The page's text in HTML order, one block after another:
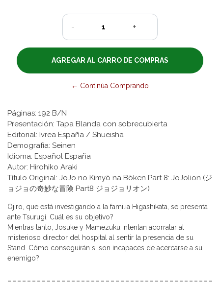
- +
← Continúa Comprando
Páginas: 192 B/N
Presentación: Tapa Blanda con sobrecubierta
Editorial: Ivrea España / Shueisha
Demografía: Seinen
Idioma: Español España
Autor: Hirohiko Araki
Título Original: JoJo no Kimyō na Bōken Part 8: JoJolion (ジ
ョジョの奇妙な冒険 Part8 ジョジョリオン)
Ojiro, que está investigando a la familia Higashikata, se presenta
ante Tsurugi. Cuál es su objetivo?
Mientras tanto, Josuke y Mamezuku intentan acorralar al
misterioso director del hospital al sentir la presencia de su
Stand. Cómo conseguirán si son incapaces de acercarse a su
enemigo?